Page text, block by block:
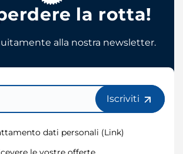
la rotta!
alla nostra newsletter.
Iscriviti
dati personali (Link)